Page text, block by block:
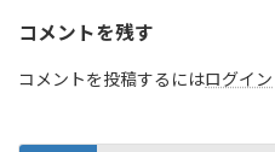
コメントを残す
コメントを投稿するにはログイン